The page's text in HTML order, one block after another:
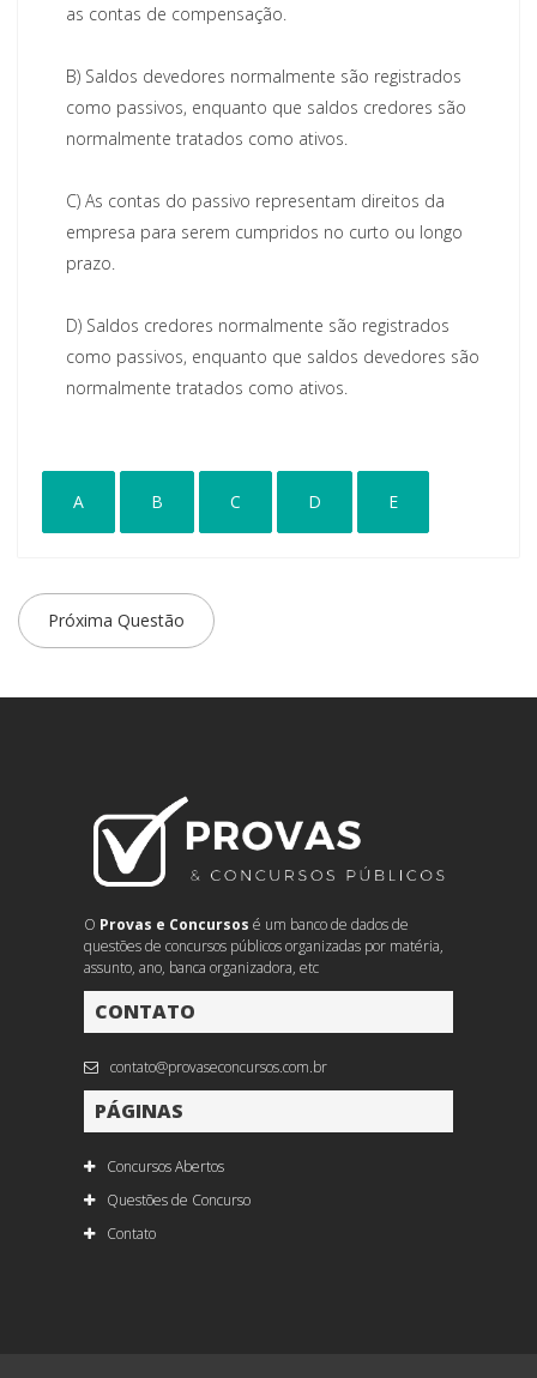
as contas de compensação.
B) Saldos devedores normalmente são registrados
como passivos, enquanto que saldos credores são
normalmente tratados como ativos.
C) As contas do passivo representam direitos da
empresa para serem cumpridos no curto ou longo
prazo.
D) Saldos credores normalmente são registrados
como passivos, enquanto que saldos devedores são
normalmente tratados como ativos.
A B C D E
Próxima Questão
O Provas e Concursos é um banco de dados de
questões de concursos públicos organizadas por matéria,
assunto, ano, banca organizadora, etc
CONTATO
contato@provaseconcursos.com.br
PÁGINAS
Concursos Abertos
Questões de Concurso
Contato